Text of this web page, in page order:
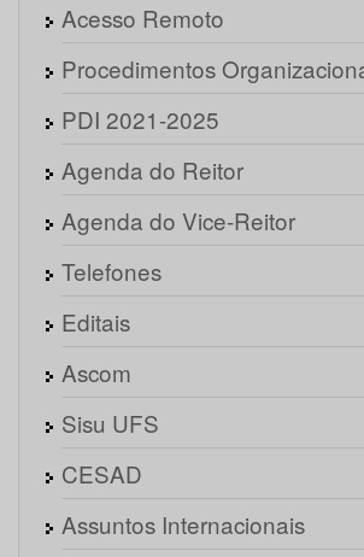
Acesso Remoto
Procedimentos
PDI 2021-2025
Agenda do Reitor
Agenda do Vice-Reitor
Telefones
Editais
Ascom
Sisu UFS
CESAD
Assuntos Internacionais